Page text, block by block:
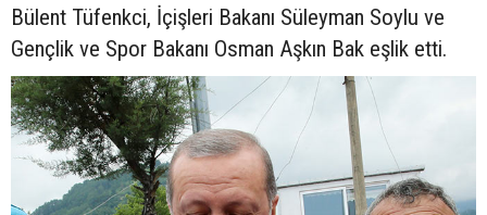
Bülent Tüfenkci, İçişleri Bakanı Süleyman Soylu ve
Gençlik ve Spor Bakanı Osman Aşkın Bak eşlik etti.